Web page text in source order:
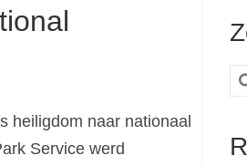
heiligdom naar nationaal
Service werd